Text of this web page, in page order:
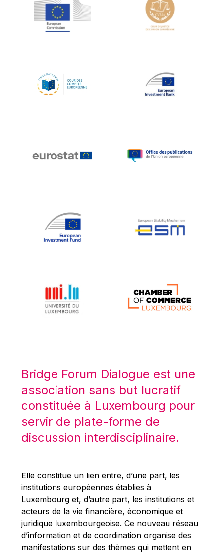
Jean-Louis Schiltz
Jean-Victor Louis
Johnny Åkerholm
Katharien L.C. Hunt
Klaus-Heiner Lehne
Koen LENAERTS
Lars Heikensten
Lucas Papademos
Máire Geoghegan-Quinn
Mario Centeno
Mario Monti
Maroš ŠEFČOVIČ
Martin Bailey
Martine Reicherts
Michael Sohlman
Michel Goedert
Mireille Delmas-Marty
Nobuo Tanaka
Otmar Issing
Bridge Forum Dialogue est une
association sans but lucratif
constituée à Luxembourg pour
servir de plate-forme de
discussion interdisciplinaire.
Elle constitue un lien entre, d’une part, les
institutions européennes établies à
Luxembourg et, d’autre part, les institutions et
acteurs de la vie financière, économique et
juridique luxembourgeoise. Ce nouveau réseau
d’information et de coordination organise des
manifestations sur des thèmes qui mettent en